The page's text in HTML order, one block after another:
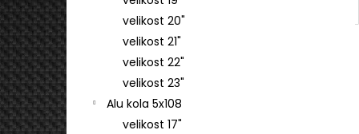
velikost 20"
velikost 21"
velikost 22"
velikost 23"
Alu kola 5x108
velikost 17"